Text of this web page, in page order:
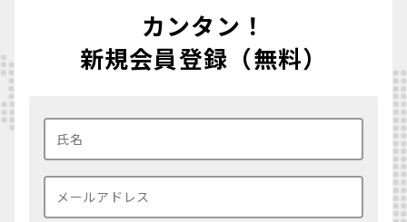
カンタン！
新規会員登録（無料）